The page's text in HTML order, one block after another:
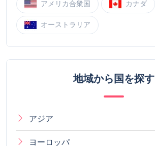
アメリカ合衆国 カナダ
オーストラリア
地域から国を探す
アジア
ヨーロッパ